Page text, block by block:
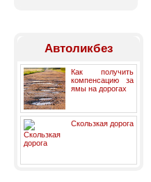
Автоликбез
Как получить
компенсацию за
ямы на дорогах
Скользкая дорога